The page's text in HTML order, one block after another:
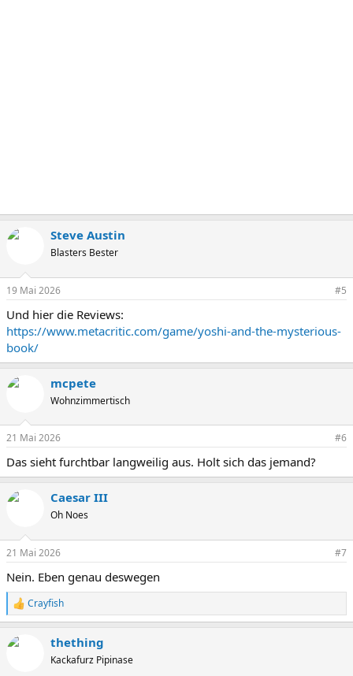
Steve Austin
Blasters Bester
19 Mai 2026 #5
Und hier die Reviews:
https://www.metacritic.com/game/yoshi-and-the-mysterious-
book/
mcpete
Wohnzimmertisch
21 Mai 2026 #6
Das sieht furchtbar langweilig aus. Holt sich das jemand?
Caesar III
Oh Noes
21 Mai 2026 #7
Nein. Eben genau deswegen
R
e
k
Crayfish
thething
Kackafurz Pipinase